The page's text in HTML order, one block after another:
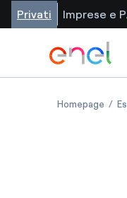
Privati Imprese e
Homepage